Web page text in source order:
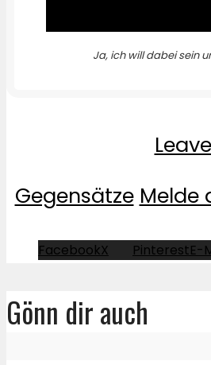
Ja, ich will dabei sein
Gegensätze Melde
FacebookX PinterestE-
Gönn dir auch